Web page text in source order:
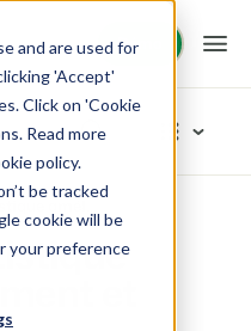
and are used for
'Accept'
Click on 'Cookie
Read more
policy.
be tracked
cookie will be
your preference
Démo
Démo
et